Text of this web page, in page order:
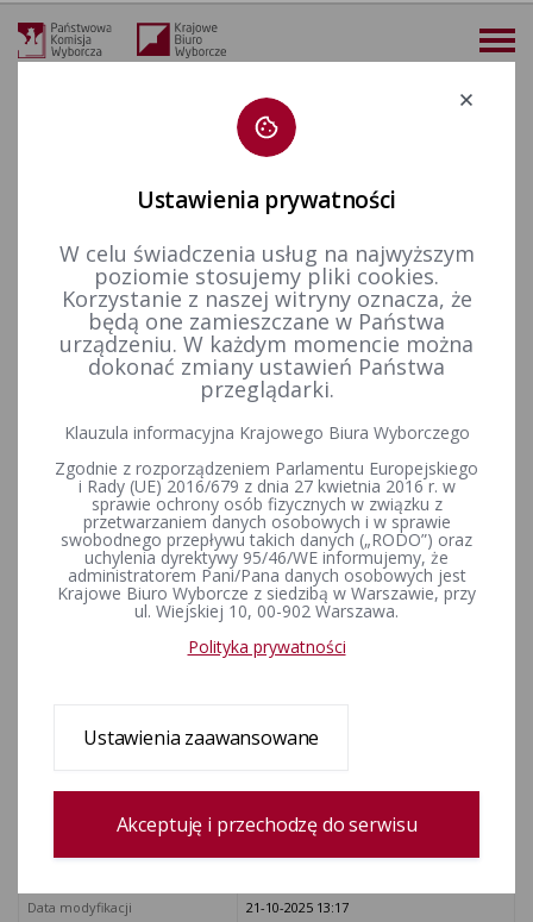
Deklaracja dostępności
więcej
Prawo wyborcze Konstytucja Rzeczypospolitej Polskiej​
KONSTYTUCJA
RZECZYPOSPOLITEJ POLSKIEJ
z dnia 2 kwietnia 1997 r.
(Dziennik Ustaw Nr 78, poz. 483)
sprostowanie Dziennik Ustaw z 2001 r. Nr 28, poz. 319
zmiana: Dziennik Ustaw z 2006 r. Nr 200, poz. 1471
Dziennik Ustaw z 2009 r. Nr 114, poz. 946)
ZAŁĄCZNIKI
konstytucja-rzeczypospolitej-polskiej.pdf
zobacz cały rejestr
Data modyfikacji
21-10-2025 13:17
Ustawienia prywatności
W celu świadczenia usług na najwyższym
poziomie stosujemy pliki cookies.
Korzystanie z naszej witryny oznacza, że
będą one zamieszczane w Państwa
urządzeniu. W każdym momencie można
dokonać zmiany ustawień Państwa
przeglądarki.
Klauzula informacyjna Krajowego Biura Wyborczego
Zgodnie z rozporządzeniem Parlamentu Europejskiego
i Rady (UE) 2016/679 z dnia 27 kwietnia 2016 r. w
sprawie ochrony osób fizycznych w związku z
przetwarzaniem danych osobowych i w sprawie
swobodnego przepływu takich danych („RODO”) oraz
uchylenia dyrektywy 95/46/WE informujemy, że
administratorem Pani/Pana danych osobowych jest
Krajowe Biuro Wyborcze z siedzibą w Warszawie, przy
ul. Wiejskiej 10, 00-902 Warszawa.
Polityka prywatności
Ustawienia zaawansowane
Akceptuję i przechodzę do serwisu